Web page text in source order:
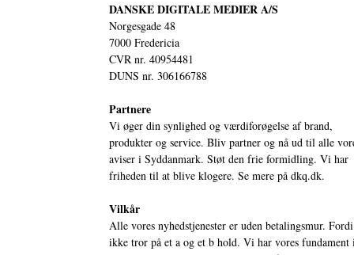
DANSKE DIGITALE MEDIER A/S
Norgesgade 48
7000 Fredericia
CVR nr. 40954481
DUNS nr. 306166788
Partnere
Vi øger din synlighed og værdiforøgelse af brand,
produkter og service. Bliv partner og nå ud til alle
aviser i Syddanmark. Støt den frie formidling. Vi har
friheden til at blive klogere. Se mere på dkq.dk.
Vilkår
Alle vores nyhedstjenester er uden betalingsmur.
ikke tror på et a og et b hold. Vi har vores fundament